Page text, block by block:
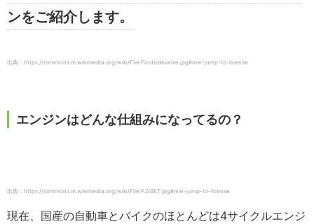
ンをご紹介します。
出典：https://commons.m.wikimedia.org/wiki/File:Fordsidevalve.jpg#mw-jump-to-license
エンジンはどんな仕組みになってるの？
出典：https://commons.m.wikimedia.org/wiki/File:FJ20ET.jpg#mw-jump-to-license
現在、国産の自動車とバイクのほとんどは4サイクルエンジ